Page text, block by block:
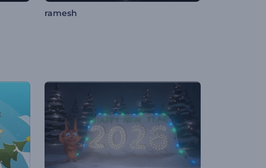
ramesh